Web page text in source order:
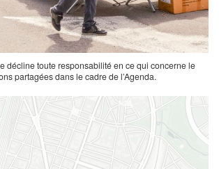
décline toute responsabilité en ce qui concerne le
partagées dans le cadre de l’Agenda.